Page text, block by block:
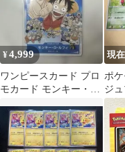
¥4,999
ワンピースカード プロ
モカード モンキー・
現
ポ
ジ
ン
ット